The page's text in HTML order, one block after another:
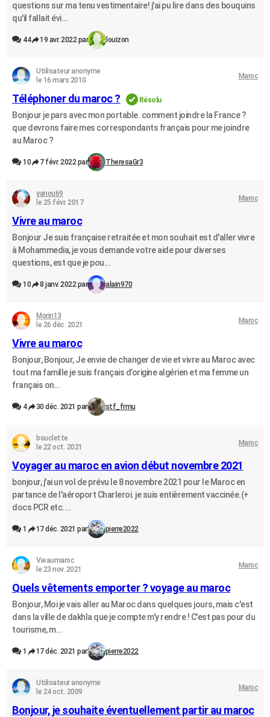
questions sur ma tenu vestimentaire! j'ai pu lire dans des bouquins
qu'il fallait évi...
44 19 avr. 2022 par louizon
Utilisateur anonyme
le 16 mars 2010
Maroc
Téléphoner du maroc ? Résolu
Bonjour je pars avec mon portable. comment joindre la France ?
que devrons faire mes correspondants français pour me joindre
au Maroc ?
10 7 févr. 2022 par TheresaGr3
yanou69
le 25 févr. 2017
Maroc
Vivre au maroc
Bonjour Je suis française retraitée et mon souhait est d'aller vivre
à Mohammedia, je vous demande votre aide pour diverses
questions, est que je pou...
10 8 janv. 2022 par alain970
Morin13
le 26 déc. 2021
Maroc
Vivre au maroc
Bonjour, Bonjour, Je envie de changer de vie et vivre au Maroc avec
tout ma famille je suis français d’origine algérien et ma femme un
français on...
4 30 déc. 2021 par stf_frmu
bouclette
le 22 oct. 2021
Maroc
Voyager au maroc en avion début novembre 2021
bonjour, j'ai un vol de prévu le 8 novembre 2021 pour le Maroc en
partance de l'aéroport Charleroi. je suis entièrement vaccinée.(+
docs PCR etc....
1 17 déc. 2021 par pierre2022
Vieaumaroc
le 23 nov. 2021
Maroc
Quels vêtements emporter ? voyage au maroc
Bonjour, Moi je vais aller au Maroc dans quelques jours, mais c'est
dans la ville de dakhla que je compte m'y rendre ! C'est pas pour du
tourisme, m...
1 17 déc. 2021 par pierre2022
Utilisateur anonyme
le 24 oct. 2009
Maroc
Bonjour, je souhaite éventuellement partir au maroc